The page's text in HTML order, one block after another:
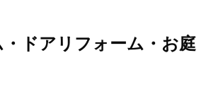
ドアリフォーム・お庭